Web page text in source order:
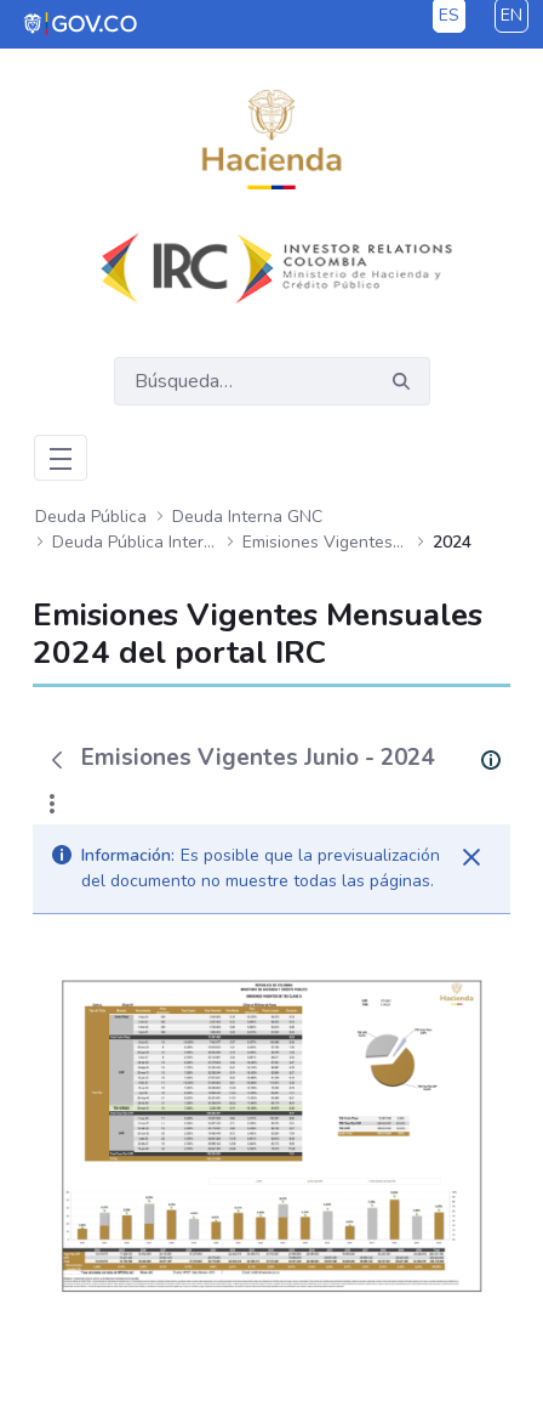
Saltar al contenido principal ES EN
Deuda Pública
Deuda Interna GNC
Deuda Pública Interna GNC
Emisiones Vigentes Mensuales 2024
Emisiones Vigentes Mensuales
2024 del portal IRC
Emisiones Vigentes Junio - 2024
Información: Es posible que la previsualización
del documento no muestre todas las páginas.